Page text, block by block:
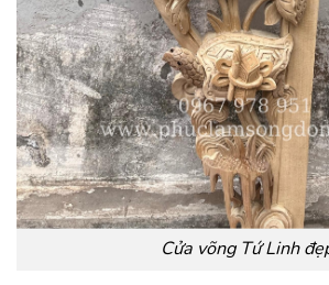
Cửa võng Tứ Linh